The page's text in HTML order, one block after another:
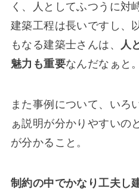
く、人としてふつうに対
建築工程は長いですし、
もなる建築士さんは、
人
魅力も重要なんだなぁと。
また事例について、いろ
ぁ説明が分かりやすいの
が分かること。
制約の中でかなり工夫し